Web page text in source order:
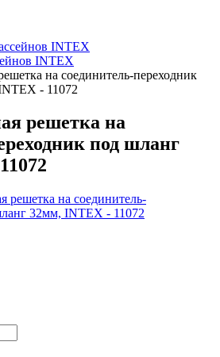
INTEX
INTEX
на соединитель-переходник
- 11072
решетка на
под шланг